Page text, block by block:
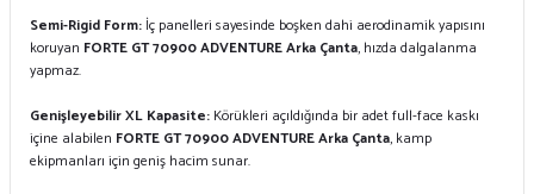
Semi-Rigid Form: İç panelleri sayesinde boşken dahi aerodinamik yapısını
koruyan FORTE GT 70900 ADVENTURE Arka Çanta, hızda dalgalanma
yapmaz.
Genişleyebilir XL Kapasite: Körükleri açıldığında bir adet full-face kaskı
içine alabilen FORTE GT 70900 ADVENTURE Arka Çanta, kamp
ekipmanları için geniş hacim sunar.